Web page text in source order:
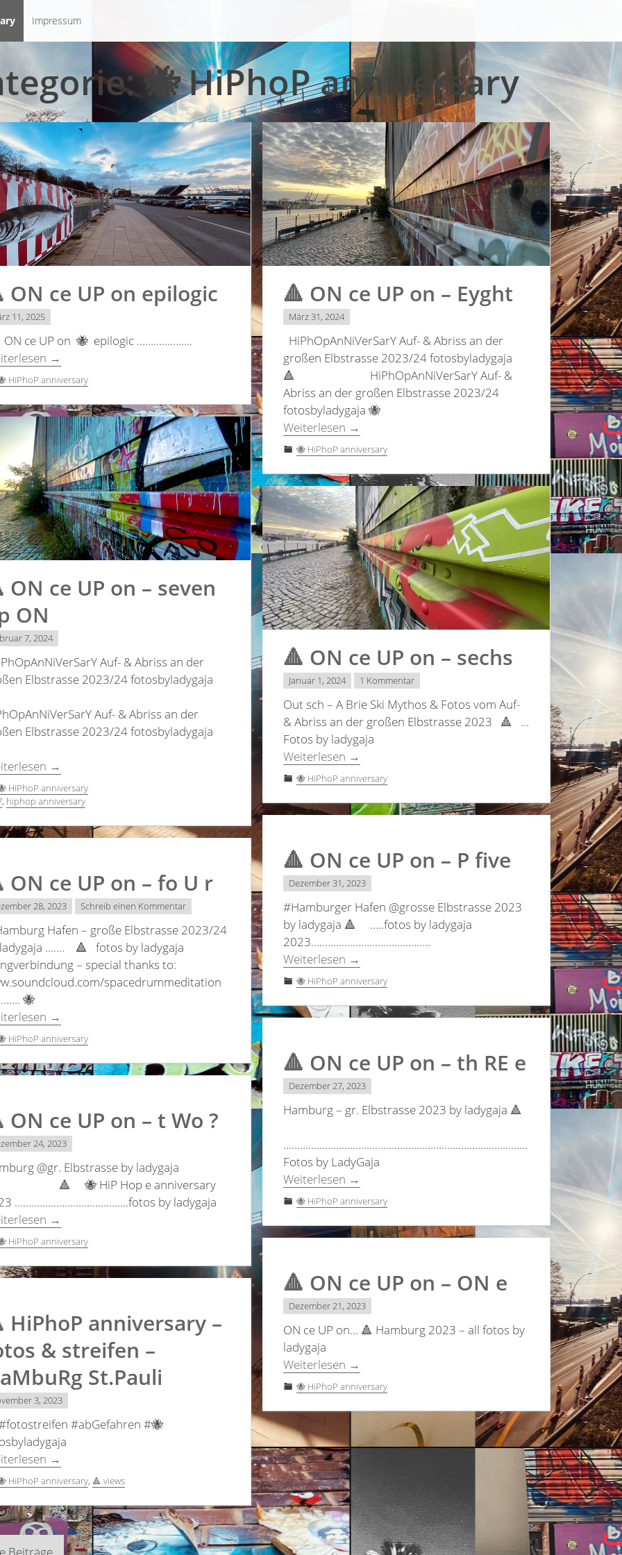
Impressum
🐝 HiPhoP anniversary
ON ce UP on epilogic
11, 2025
ce UP on 🐝 epilogic ………………..
→
HiPhoP anniversary
🔺 ON ce UP on – Eyght
März 31, 2024
HiPhOpAnNiVerSarY Auf- & Abriss an der
großen Elbstrasse 2023/24 fotosbyladygaja
🔺 HiPhOpAnNiVerSarY Auf- &
Abriss an der großen Elbstrasse 2023/24
fotosbyladygaja 🐝
Weiterlesen →
🐝 HiPhoP anniversary
ON ce UP on – seven
ON
7, 2024
Auf- & Abriss an der
Elbstrasse 2023/24 fotosbyladygaja
Auf- & Abriss an der
Elbstrasse 2023/24 fotosbyladygaja
→
HiPhoP anniversary
, hiphop anniversary
🔺 ON ce UP on – sechs
Januar 1, 2024 1 Kommentar
Out sch – A Brie Ski Mythos & Fotos vom Auf-
& Abriss an der großen Elbstrasse 2023 🔺 …
Fotos by ladygaja
Weiterlesen →
🐝 HiPhoP anniversary
🔺 ON ce UP on – P five
Dezember 31, 2023
#Hamburger Hafen @grosse Elbstrasse 2023
by ladygaja 🔺 …..fotos by ladygaja
2023…………………………………….
Weiterlesen →
🐝 HiPhoP anniversary
ON ce UP on – fo U r
28, 2023 Schreib einen Kommentar
Hafen – große Elbstrasse 2023/24
….… 🔺 fotos by ladygaja
– special thanks to:
spacedrummeditation
🐝
→
HiPhoP anniversary
🔺 ON ce UP on – th RE e
Dezember 27, 2023
Hamburg – gr. Elbstrasse 2023 by ladygaja 🔺
…………………………………………………………………………….
Fotos by LadyGaja
Weiterlesen →
🐝 HiPhoP anniversary
ON ce UP on – t Wo ?
24, 2023
@gr. Elbstrasse by ladygaja
🐝 HiP Hop e anniversary
…………………………………..fotos by ladygaja
→
HiPhoP anniversary
🔺 ON ce UP on – ON e
Dezember 21, 2023
ON ce UP on… 🔺 Hamburg 2023 – all fotos by
ladygaja
Weiterlesen →
🐝 HiPhoP anniversary
HiPhoP anniversary –
& streifen –
St.Pauli
3, 2023
#abGefahren #🐝
→
HiPhoP anniversary, 🔺 views